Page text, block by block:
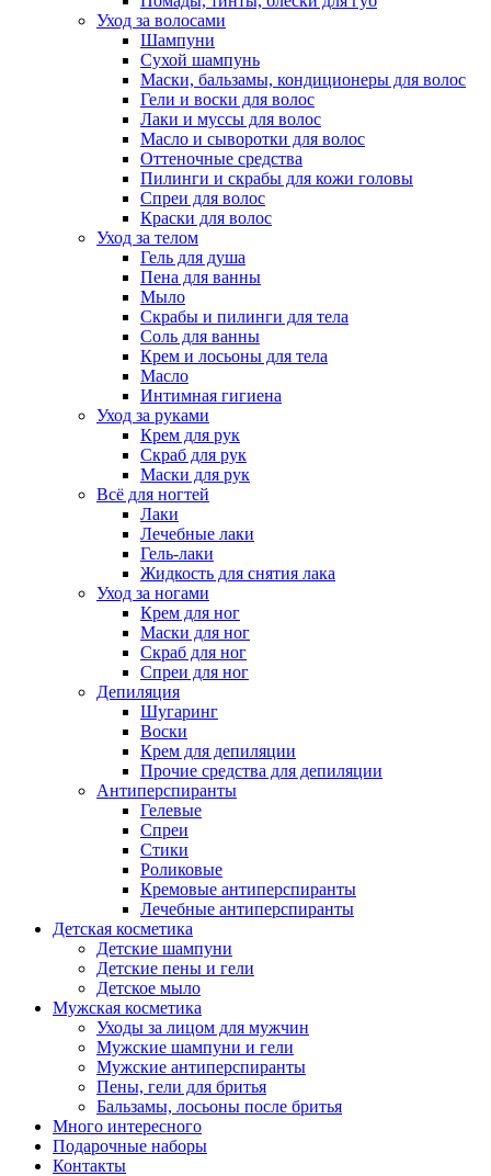
Уход за волосами
Шампуни
Сухой шампунь
Маски, бальзамы, кондиционеры для волос
Гели и воски для волос
Лаки и муссы для волос
Масло и сыворотки для волос
Оттеночные средства
Пилинги и скрабы для кожи головы
Спреи для волос
Краски для волос
Уход за телом
Гель для душа
Пена для ванны
Мыло
Скрабы и пилинги для тела
Соль для ванны
Крем и лосьоны для тела
Масло
Интимная гигиена
Уход за руками
Крем для рук
Скраб для рук
Маски для рук
Всё для ногтей
Лаки
Лечебные лаки
Гель-лаки
Жидкость для снятия лака
Уход за ногами
Крем для ног
Маски для ног
Скраб для ног
Спреи для ног
Депиляция
Шугаринг
Воски
Крем для депиляции
Прочие средства для депиляции
Антиперспиранты
Гелевые
Спреи
Стики
Роликовые
Кремовые антиперспиранты
Лечебные антиперспиранты
Детская косметика
Детские шампуни
Детские пены и гели
Детское мыло
Мужская косметика
Уходы за лицом для мужчин
Мужские шампуни и гели
Мужские антиперспиранты
Пены, гели для бритья
Бальзамы, лосьоны после бритья
Много интересного
Подарочные наборы
Контакты